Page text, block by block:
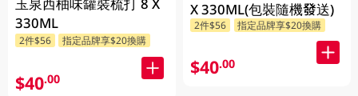
330ML
2件$56 指定品牌享$20換購
$40.00
X 330ML(包裝隨機發送)
2件$56 指定品牌享$20換購
$40.00